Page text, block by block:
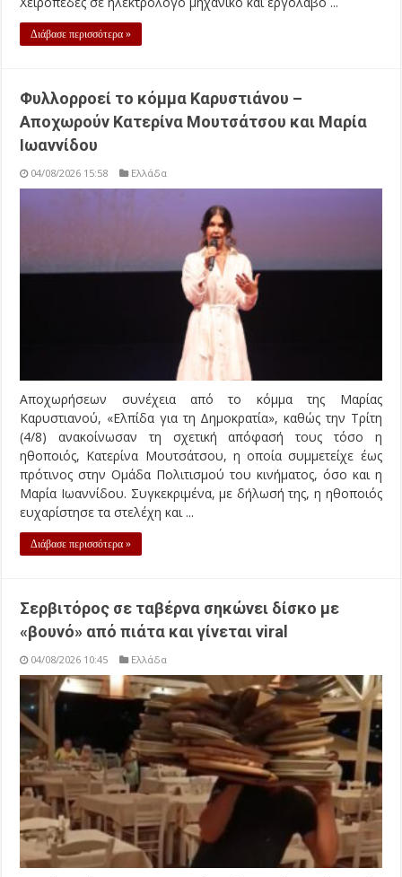
Διάβασε περισσότερα »
Φυλλορροεί το κόμμα Καρυστιάνου –
Αποχωρούν Κατερίνα Μουτσάτσου και Μαρία
Ιωαννίδου
04/08/2026 15:58 Ελλάδα
Αποχωρήσεων συνέχεια από το κόμμα της Μαρίας
Καρυστιανού, «Ελπίδα για τη Δημοκρατία», καθώς την Τρίτη
(4/8) ανακοίνωσαν τη σχετική απόφασή τους τόσο η
ηθοποιός, Κατερίνα Μουτσάτσου, η οποία συμμετείχε έως
πρότινος στην Ομάδα Πολιτισμού του κινήματος, όσο και η
Μαρία Ιωαννίδου. Συγκεκριμένα, με δήλωσή της, η ηθοποιός
ευχαρίστησε τα στελέχη και ...
Διάβασε περισσότερα »
Σερβιτόρος σε ταβέρνα σηκώνει δίσκο με
«βουνό» από πιάτα και γίνεται viral
04/08/2026 10:45 Ελλάδα